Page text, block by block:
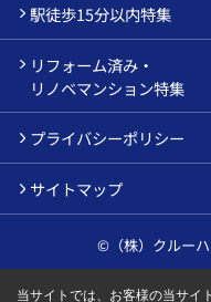
駅徒歩15分以内特集
リフォーム済み・
リノベマンション特集
プライバシーポリシー
サイトマップ
©（株）クルー
当サイトでは、お客様の当サイ